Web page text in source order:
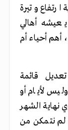
وتيرة
أهالي
أهم أحياء أم
قائمة
لأيام أو
نهاية الشهر
لم نتمكن من